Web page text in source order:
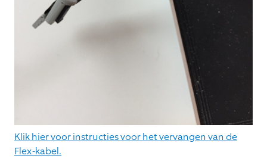
Klik hier voor instructies voor het vervangen van de
Flex-kabel.